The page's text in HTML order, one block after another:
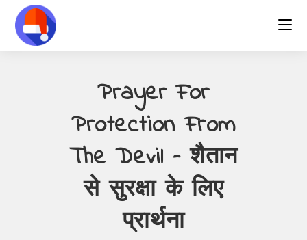
content
Prayer For
Protection From
The Devil – शैतान
से सुरक्षा के लिए
प्रार्थना